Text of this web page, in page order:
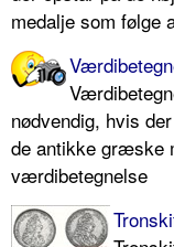
medalje som følge
nødvendig, hvis
de antikke græske
værdibetegnelse